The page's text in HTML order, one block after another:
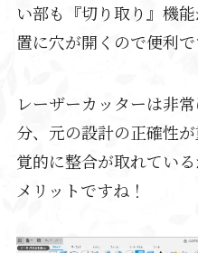
い部も『切り取り』機
置に穴が開くので便利で
レーザーカッターは非
分、元の設計の正確性
覚的に整合が取れてい
メリットですね！